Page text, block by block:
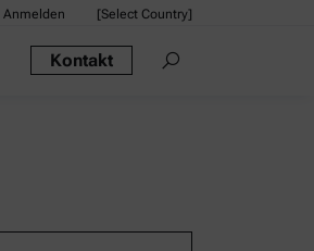
Anmelden [Select Country]
Kontakt